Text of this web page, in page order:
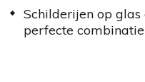
Schilderijen op glas
perfecte combinatie